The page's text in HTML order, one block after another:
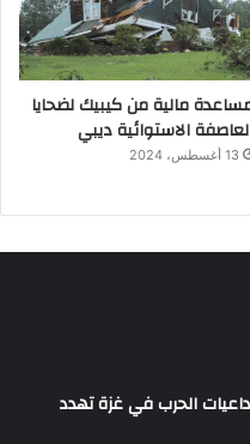
مالية من كيبيك لضحايا
الاستوائية ديبي
13 أغسطس، 2024
تداعيات الحرب في غزة تهدد